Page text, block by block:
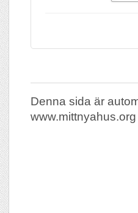
Denna sida är
www.mittnyahus.org